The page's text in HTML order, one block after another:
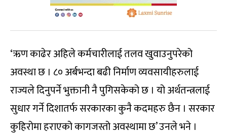
‘ऋण काढेर अहिले कर्मचारीलाई तलव खुवाउनुपरेको
अवस्था छ । ८० अर्बभन्दा बढी निर्माण व्यवसायीहरुलाई
राज्यले दिनुपर्ने भुक्तानी नै पुगिसकेको छ । यो अर्थतन्त्रलाई
सुधार गर्ने दिशातर्फ सरकारका कुनै कदमहरु छैन । सरकार
कुहिरोमा हराएको कागजस्तो अवस्थामा छ’ उनले भने ।